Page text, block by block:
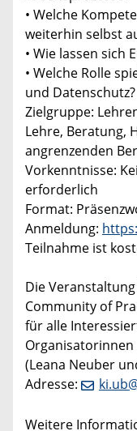
• Welche
weiterhin selbst
• Wie lassen sich
• Welche Rolle
und Datenschutz?
Zielgruppe:
Lehre, Beratung,
angrenzenden
Vorkenntnisse:
erforderlich
Format:
Anmeldung:
Teilnahme ist
Die
Community of
für alle
Organisatorinnen
(Leana Neuber
Adresse:
Weitere